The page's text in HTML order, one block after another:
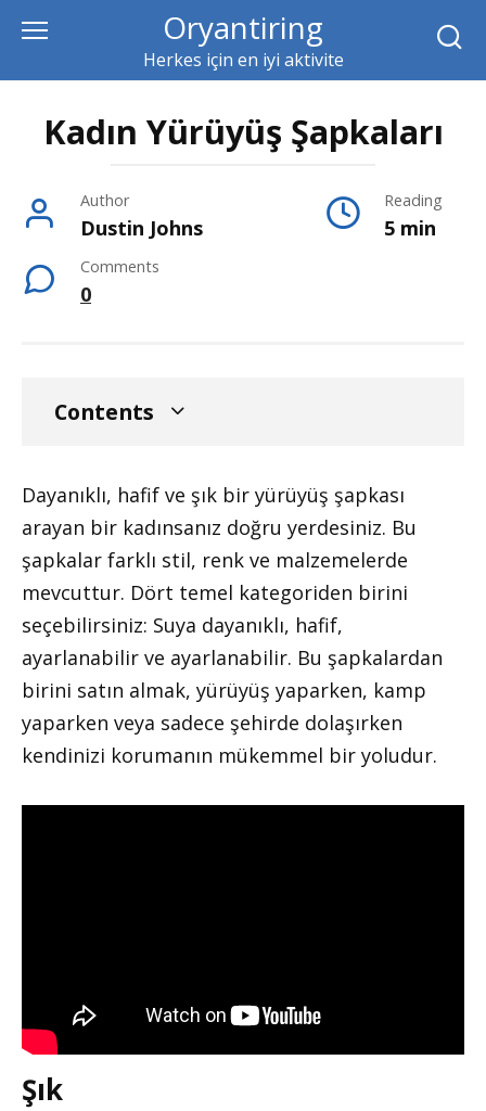
content
Oryantiring
Herkes için en iyi aktivite
Kadın Yürüyüş Şapkaları
Author
Dustin Johns
Reading
5 min
Comments
0
Contents
Dayanıklı, hafif ve şık bir yürüyüş şapkası
arayan bir kadınsanız doğru yerdesiniz. Bu
şapkalar farklı stil, renk ve malzemelerde
mevcuttur. Dört temel kategoriden birini
seçebilirsiniz: Suya dayanıklı, hafif,
ayarlanabilir ve ayarlanabilir. Bu şapkalardan
birini satın almak, yürüyüş yaparken, kamp
yaparken veya sadece şehirde dolaşırken
kendinizi korumanın mükemmel bir yoludur.
Şık